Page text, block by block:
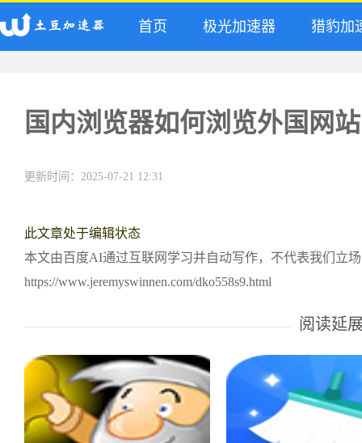
首页 极光加速器 猎豹加
国内浏览器如何浏览外国网站
更新时间：2025-07-21 12:31
此文章处于编辑状态
本文由百度AI通过互联网学习并自动写作，不代表我们立
https://www.jeremyswinnen.com/dko558s9.html
阅读延